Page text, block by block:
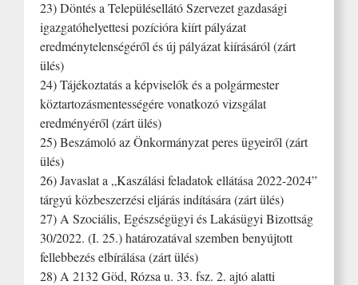
23) Döntés a Településellátó Szervezet gazdasági
igazgatóhelyettesi pozícióra kiírt pályázat
eredménytelenségéről és új pályázat kiírásáról (zárt
ülés)
24) Tájékoztatás a képviselők és a polgármester
köztartozásmentességére vonatkozó vizsgálat
eredményéről (zárt ülés)
25) Beszámoló az Önkormányzat peres ügyeiről (zárt
ülés)
26) Javaslat a „Kaszálási feladatok ellátása 2022-2024”
tárgyú közbeszerzési eljárás indítására (zárt ülés)
27) A Szociális, Egészségügyi és Lakásügyi Bizottság
30/2022. (I. 25.) határozatával szemben benyújtott
fellebbezés elbírálása (zárt ülés)
28) A 2132 Göd, Rózsa u. 33. fsz. 2. ajtó alatti